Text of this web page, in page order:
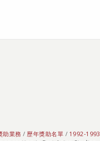
助業務 / 歷年獎助名單 / 1992-1993